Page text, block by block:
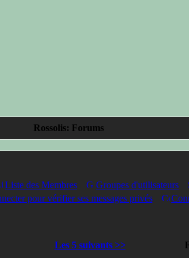
Rossolis: Forums
Liste des Membres Groupes d'utilisateurs
pour vérifier ses messages privés
Les 5 suivants >>